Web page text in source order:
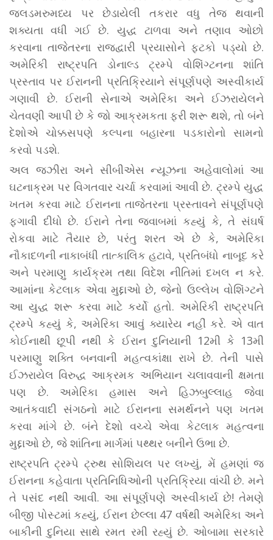
જલડમરુમધ્ય પર છેડાયેલી તકરાર વધુ તેજ થવાની
શક્યતા વધી ગઈ છે. યુદ્ધ ટાળવા અને તણાવ ઓછો
કરવાના તાજેતરના રાજદ્વારી પ્રયાસોને ફટકો પડ્યો છે.
અમેરિકી રાષ્ટ્રપતિ ડોનાલ્ડ ટ્રમ્પે વોશિંગ્ટનના શાંતિ
પ્રસ્તાવ પર ઈરાનની પ્રતિક્રિયાને સંપૂર્ણપણે અસ્વીકાર્ય
ગણાવી છે. ઈરાની સેનાએ અમેરિકા અને ઈઝરાયેલને
ચેતવણી આપી છે કે જો આક્રમકતા ફરી શરૂ થશે, તો બંને
દેશોએ ચોક્કસપણે કલ્પના બહારના પડકારોનો સામનો
કરવો પડશે.
અલ જઝીરા અને સીબીએસ ન્યૂઝના અહેવાલોમાં આ
ઘટનાક્રમ પર વિગતવાર ચર્ચા કરવામાં આવી છે. ટ્રમ્પે યુદ્ધ
ખતમ કરવા માટે ઈરાનના તાજેતરના પ્રસ્તાવને સંપૂર્ણપણે
ફગાવી દીધો છે. ઈરાને તેના જવાબમાં કહ્યું કે, તે સંઘર્ષ
રોકવા માટે તૈયાર છે, પરંતુ શરત એ છે કે, અમેરિકા
નૌકાદળની નાકાબંધી તાત્કાલિક હટાવે, પ્રતિબંધો નાબૂદ કરે
અને પરમાણુ કાર્યક્રમ તથા વિદેશ નીતિમાં દખલ ન કરે.
આમાંના કેટલાક એવા મુદ્દાઓ છે, જેનો ઉલ્લેખ વોશિંગ્ટને
આ યુદ્ધ શરૂ કરવા માટે કર્યો હતો. અમેરિકી રાષ્ટ્રપતિ
ટ્રમ્પે કહ્યું કે, અમેરિકા આવું ક્યારેય નહીં કરે. એ વાત
કોઈનાથી છૂપી નથી કે ઈરાન દુનિયાની 12મી કે 13મી
પરમાણુ શક્તિ બનવાની મહત્વકાંક્ષા રાખે છે. તેની પાસે
ઈઝરાયેલ વિરુદ્ધ આક્રમક અભિયાન ચલાવવાની ક્ષમતા
પણ છે. અમેરિકા હમાસ અને હિઝબુલ્લાહ જેવા
આતંકવાદી સંગઠનો માટે ઈરાનના સમર્થનને પણ ખતમ
કરવા માંગે છે. બંને દેશો વચ્ચે એવા કેટલાક મહત્વના
મુદ્દાઓ છે, જે શાંતિના માર્ગમાં પથ્થર બનીને ઉભા છે.
રાષ્ટ્રપતિ ટ્રમ્પે ટ્રુથ સોશિયલ પર લખ્યું, મેં હમણાં જ
ઈરાનના કહેવાતા પ્રતિનિધિઓની પ્રતિક્રિયા વાંચી છે. મને
તે પસંદ નથી આવી. આ સંપૂર્ણપણે અસ્વીકાર્ય છે! તેમણે
બીજી પોસ્ટમાં કહ્યું, ઈરાન છેલ્લા 47 વર્ષથી અમેરિકા અને
બાકીની દુનિયા સાથે રમત રમી રહ્યું છે. ઓબામા સરકારે